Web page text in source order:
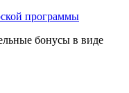
программы
бонусы в виде